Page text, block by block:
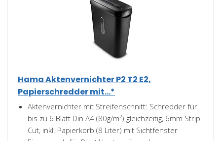
Hama Aktenvernichter P2 T2 E2,
Papierschredder mit...*
Aktenvernichter mit Streifenschnitt: Schredder für
bis zu 6 Blatt Din A4 (80g/m²) gleichzeitig, 6mm Strip
Cut, inkl. Papierkorb (8 Liter) mit Sichtfenster